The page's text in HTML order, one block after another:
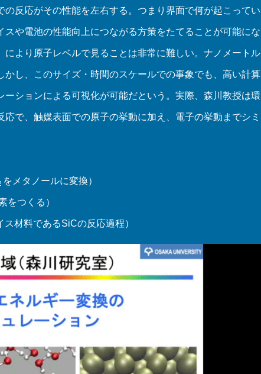
反応がその性能を左右する。つまり界面で何が起こってい
や電池の性能向上につながる方策をたてることが可能にな
より原子レベルで見ることは非常に難しい。ナノメートル
し、このサイズ・時間のスケールでの事象でも、高い計算
ションによる可視化が可能だという。実際、森川教授は環
で、触媒表面での原子の挙動に加え、電子の挙動までシミ
をメタノールに変換）
をつくる）
材料であるSiCの反応過程）